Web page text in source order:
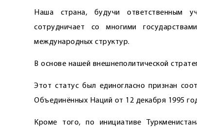
Наша страна, будучи ответственным
сотрудничает со многими
международных структур.
В основе нашей внешнеполитической
Этот статус был единогласно признан
Объединённых Наций от 12 декабря 1995
Кроме того, по инициативе